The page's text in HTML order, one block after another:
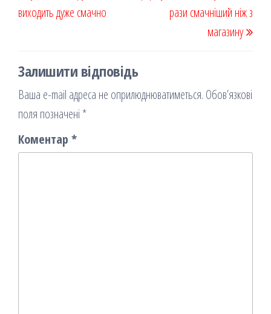
виходить дуже смачно
рази смачніший ніж з
магазину
Залишити відповідь
Ваша e-mail адреса не оприлюднюватиметься. Обов’язкові
поля позначені *
Коментар *